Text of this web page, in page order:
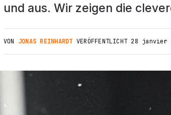
und aus. Wir zeigen die
VON JONAS REINHARDT ·VERÖFFENTLICHT 28 janvier